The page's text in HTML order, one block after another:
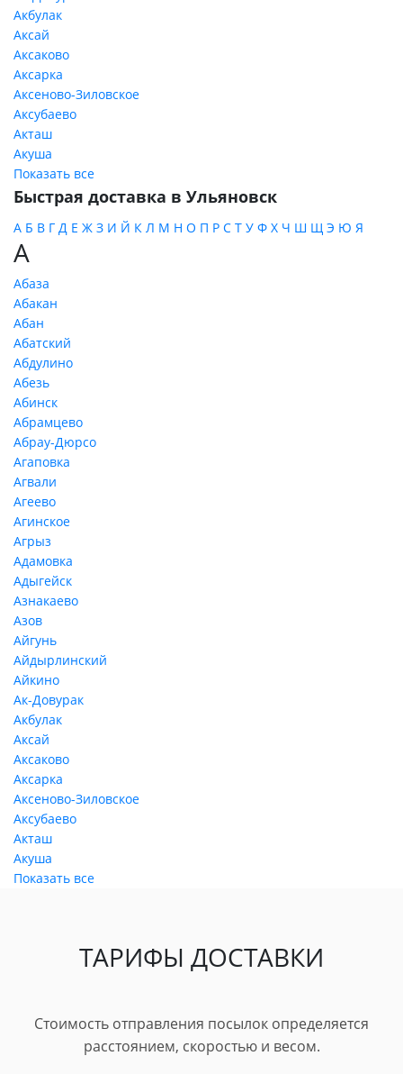
Акбулак
Аксай
Аксаково
Аксарка
Аксеново-Зиловское
Аксубаево
Акташ
Акуша
Показать все
Быстрая доставка в Ульяновск
А Б В Г Д Е Ж З И Й К Л М Н О П Р С Т У Ф Х Ч Ш Щ Э Ю Я
А
Абаза
Абакан
Абан
Абатский
Абдулино
Абезь
Абинск
Абрамцево
Абрау-Дюрсо
Агаповка
Агвали
Агеево
Агинское
Агрыз
Адамовка
Адыгейск
Азнакаево
Азов
Айгунь
Айдырлинский
Айкино
Ак-Довурак
Акбулак
Аксай
Аксаково
Аксарка
Аксеново-Зиловское
Аксубаево
Акташ
Акуша
Показать все
ТАРИФЫ ДОСТАВКИ
Стоимость отправления посылок определяется
расстоянием, скоростью и весом.